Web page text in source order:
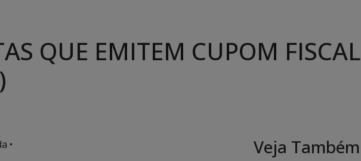
QUE EMITEM CUPOM FISCAL
•
Veja Também